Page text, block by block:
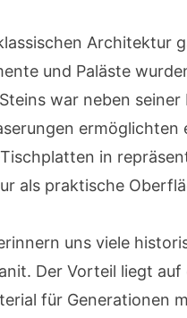
Architektur
und Paläste
war neben
ermöglichten
in
als praktische
uns viele
Der Vorteil liegt
für Generationen